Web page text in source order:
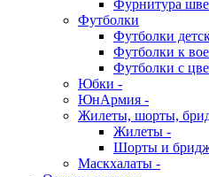
Фурнитура
Футболки
Футболки
Футболки к
Футболки с
Юбки -
ЮнАрмия -
Жилеты, шорты,
Жилеты -
Шорты и
Маскхалаты -